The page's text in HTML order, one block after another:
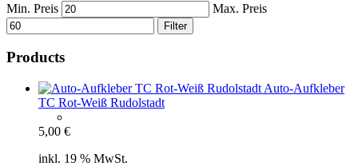
Min. Preis Max. Preis
Filter
Products
Auto-Aufkleber
TC Rot-Weiß Rudolstadt
5,00 €
inkl. 19 % MwSt.